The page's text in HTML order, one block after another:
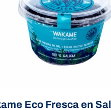
Eco Fresca en Sal